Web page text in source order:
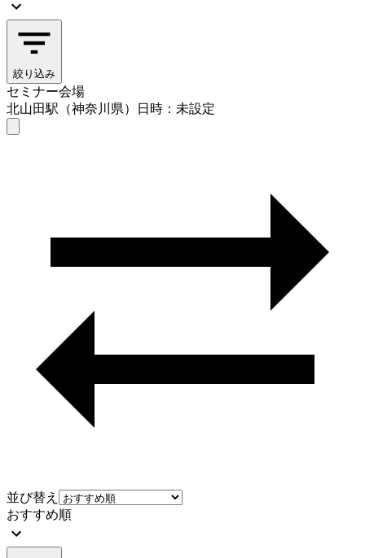
絞り込み
セミナー会場
北山田駅（神奈川県）
日時：未設定
並び替え
おすすめ順